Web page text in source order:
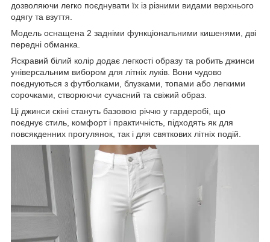
дозволяючи легко поєднувати їх із різними видами верхнього
одягу та взуття.
Модель оснащена 2 задніми функціональними кишенями, дві
передні обманка.
Яскравий білий колір додає легкості образу та робить джинси
універсальним вибором для літніх луків. Вони чудово
поєднуються з футболками, блузками, топами або легкими
сорочками, створюючи сучасний та свіжий образ.
Ці джинси скіні стануть базовою річчю у гардеробі, що
поєднує стиль, комфорт і практичність, підходять як для
повсякденних прогулянок, так і для святкових літніх подій.